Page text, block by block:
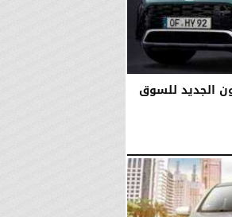
الجديد للسوق